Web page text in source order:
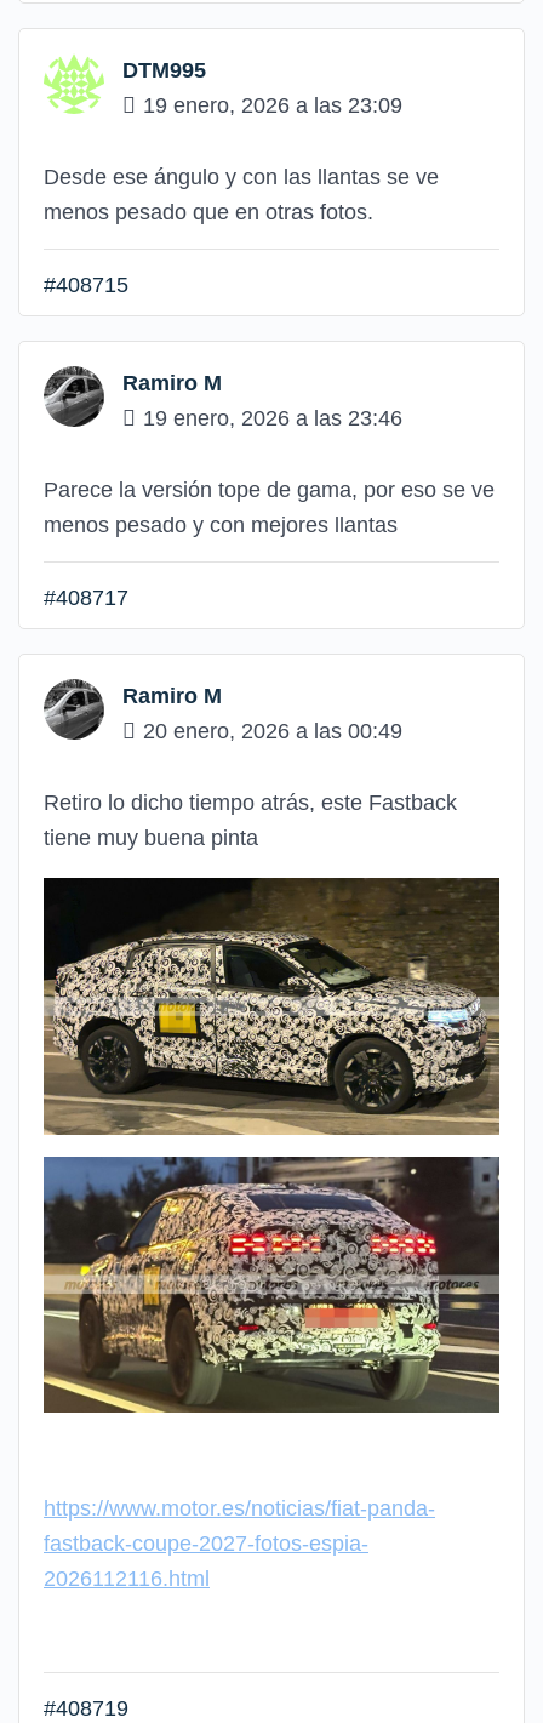
DTM995
19 enero, 2026 a las 23:09
Desde ese ángulo y con las llantas se ve
menos pesado que en otras fotos.
#408715
Ramiro M
19 enero, 2026 a las 23:46
Parece la versión tope de gama, por eso se ve
menos pesado y con mejores llantas
#408717
Ramiro M
20 enero, 2026 a las 00:49
Retiro lo dicho tiempo atrás, este Fastback
tiene muy buena pinta
https://www.motor.es/noticias/fiat-panda-
fastback-coupe-2027-fotos-espia-
2026112116.html
#408719